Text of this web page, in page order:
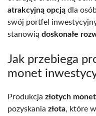
atrakcyjną opcją dla
swój portfel
stanowią doskonałe
Jak przebiega
monet
Produkcja złotych
pozyskania złota, które